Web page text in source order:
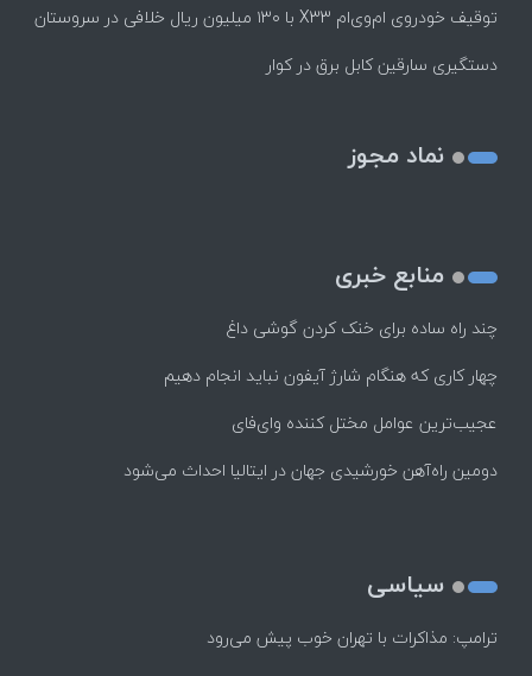
توقیف خودروی ام‌وی‌ام X33 با ۱۳۰ میلیون ریال خلافی در سروستان
دستگیری سارقین کابل برق در کوار
نماد مجوز
منابع خبری
چند راه‌ ساده برای خنک کردن گوشی داغ
چهار کاری که هنگام شارژ آیفون نباید انجام دهیم
عجیب‌ترین عوامل مختل کننده وای‌فای
دومین راه‌آهن خورشیدی جهان در ایتالیا احداث می‌شود
سیاسی
ترامپ: مذاکرات با تهران خوب پیش می‌رود